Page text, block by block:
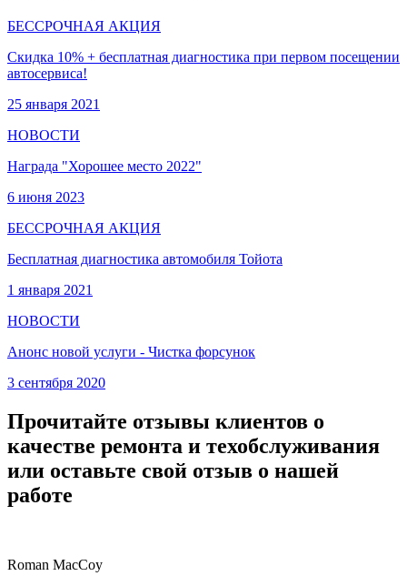
БЕССРОЧНАЯ АКЦИЯ
Скидка 10% + бесплатная диагностика при первом посещении
автосервиса!
25 января 2021
НОВОСТИ
Награда "Хорошее место 2022"
6 июня 2023
БЕССРОЧНАЯ АКЦИЯ
Бесплатная диагностика автомобиля Тойота
1 января 2021
НОВОСТИ
Анонс новой услуги - Чистка форсунок
3 сентября 2020
Прочитайте отзывы клиентов о
качестве ремонта и техобслуживания
или оставьте свой отзыв о нашей
работе
Roman MacCoy